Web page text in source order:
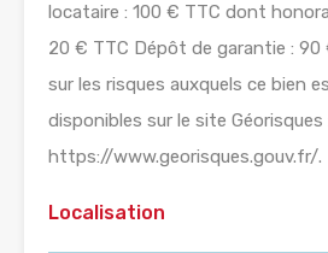
locataire : 100 € TTC dont
20 € TTC Dépôt de garantie :
sur les risques auxquels ce bien
disponibles sur le site Géorisques
https://www.georisques.gouv.fr/.
Localisation